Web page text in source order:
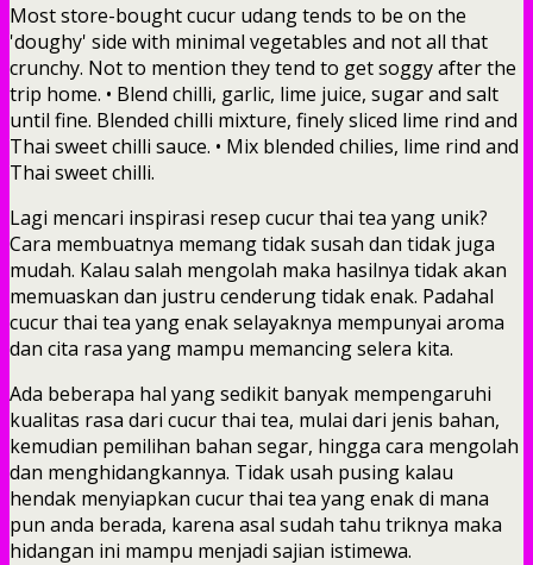
Most store-bought cucur udang tends to be on the
'doughy' side with minimal vegetables and not all that
crunchy. Not to mention they tend to get soggy after the
trip home. • Blend chilli, garlic, lime juice, sugar and salt
until fine. Blended chilli mixture, finely sliced lime rind and
Thai sweet chilli sauce. • Mix blended chilies, lime rind and
Thai sweet chilli.
Lagi mencari inspirasi resep cucur thai tea yang unik?
Cara membuatnya memang tidak susah dan tidak juga
mudah. Kalau salah mengolah maka hasilnya tidak akan
memuaskan dan justru cenderung tidak enak. Padahal
cucur thai tea yang enak selayaknya mempunyai aroma
dan cita rasa yang mampu memancing selera kita.
Ada beberapa hal yang sedikit banyak mempengaruhi
kualitas rasa dari cucur thai tea, mulai dari jenis bahan,
kemudian pemilihan bahan segar, hingga cara mengolah
dan menghidangkannya. Tidak usah pusing kalau
hendak menyiapkan cucur thai tea yang enak di mana
pun anda berada, karena asal sudah tahu triknya maka
hidangan ini mampu menjadi sajian istimewa.